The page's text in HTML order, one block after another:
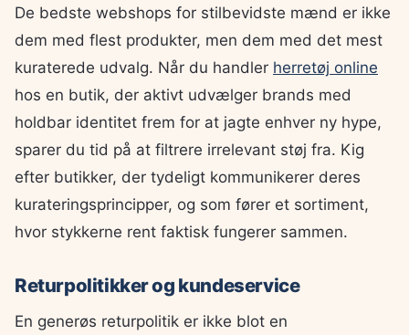
De bedste webshops for stilbevidste mænd er ikke
dem med flest produkter, men dem med det mest
kuraterede udvalg. Når du handler herretøj online
hos en butik, der aktivt udvælger brands med
holdbar identitet frem for at jagte enhver ny hype,
sparer du tid på at filtrere irrelevant støj fra. Kig
efter butikker, der tydeligt kommunikerer deres
kurateringsprincipper, og som fører et sortiment,
hvor stykkerne rent faktisk fungerer sammen.
Returpolitikker og kundeservice
En generøs returpolitik er ikke blot en